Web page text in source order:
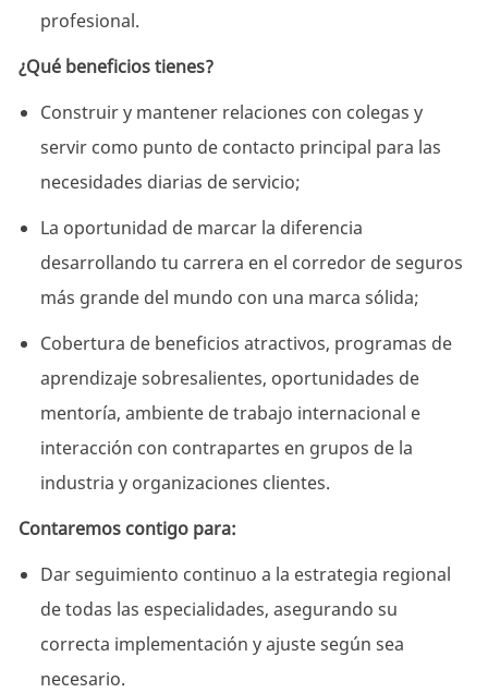
profesional.
¿Qué beneficios tienes?
Construir y mantener relaciones con colegas y
servir como punto de contacto principal para las
necesidades diarias de servicio;
La oportunidad de marcar la diferencia
desarrollando tu carrera en el corredor de seguros
más grande del mundo con una marca sólida;
Cobertura de beneficios atractivos, programas de
aprendizaje sobresalientes, oportunidades de
mentoría, ambiente de trabajo internacional e
interacción con contrapartes en grupos de la
industria y organizaciones clientes.
Contaremos contigo para:
Dar seguimiento continuo a la estrategia regional
de todas las especialidades, asegurando su
correcta implementación y ajuste según sea
necesario.